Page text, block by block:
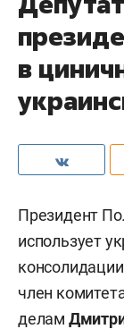
в
Президент
использует
член
делам